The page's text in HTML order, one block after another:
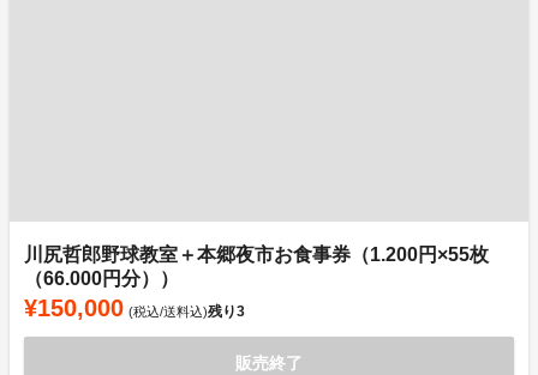
川尻哲郎野球教室＋本郷夜市お食事券（1.200円×55枚
（66.000円分））
¥150,000 (税込/送料込)残り3
販売終了